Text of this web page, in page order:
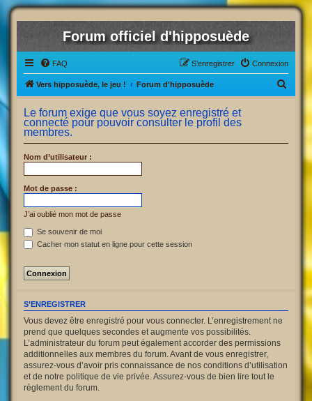
Forum officiel d'hipposuède
FAQ Connexion
S’enregistrer
Vers hipposuède, le jeu ! Forum d'hipposuède
Le forum exige que vous soyez enregistré et
connecté pour pouvoir consulter le profil des
membres.
Nom d’utilisateur :
Mot de passe :
J’ai oublié mon mot de passe
Se souvenir de moi
Cacher mon statut en ligne pour cette session
S’ENREGISTRER
Vous devez être enregistré pour vous connecter. L’enregistrement ne
prend que quelques secondes et augmente vos possibilités.
L’administrateur du forum peut également accorder des permissions
additionnelles aux membres du forum. Avant de vous enregistrer,
assurez-vous d’avoir pris connaissance de nos conditions d’utilisation
et de notre politique de vie privée. Assurez-vous de bien lire tout le
règlement du forum.